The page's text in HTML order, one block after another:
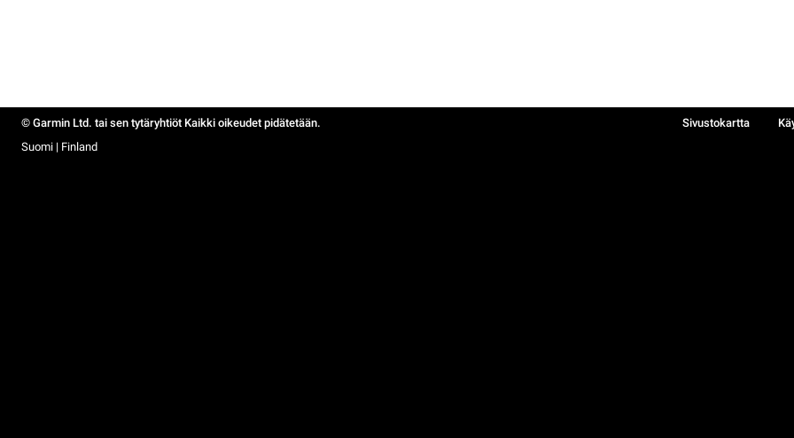
© Garmin Ltd. tai sen tytäryhtiöt Kaikki oikeudet pidätetään. Sivustokartta
Suomi | Finland